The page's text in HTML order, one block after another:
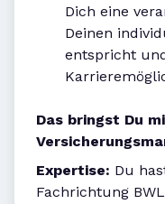
Dich eine
Deinen
entspricht
Das bringst Du
Expertise: Du
Fachrichtung